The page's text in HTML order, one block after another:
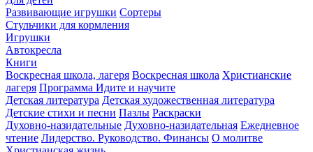
Развивающие игрушки Сортеры
Стульчики для кормления
Игрушки
Автокресла
Книги
Воскресная школа, лагеря Воскресная школа Христианские
лагеря Программа Идите и научите
Детская литература Детская художественная литература
Детские стихи и песни Пазлы Раскраски
Духовно-назидательные Духовно-назидательная Ежедневное
чтение Лидерство. Руководство. Финансы О молитве